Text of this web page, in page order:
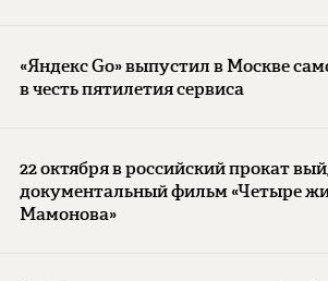
«Яндекс Go» выпустил в Москве
в честь пятилетия сервиса
22 октября в российский прокат
документальный фильм «Четыре
Мамонова»